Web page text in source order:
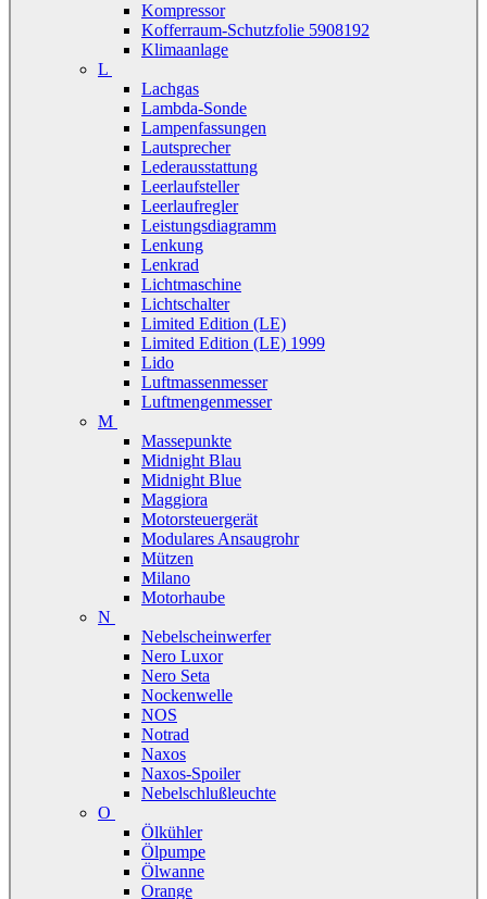
Kompressor
Kofferraum-Schutzfolie 5908192
Klimaanlage
L
Lachgas
Lambda-Sonde
Lampenfassungen
Lautsprecher
Lederausstattung
Leerlaufsteller
Leerlaufregler
Leistungsdiagramm
Lenkung
Lenkrad
Lichtmaschine
Lichtschalter
Limited Edition (LE)
Limited Edition (LE) 1999
Lido
Luftmassenmesser
Luftmengenmesser
M
Massepunkte
Midnight Blau
Midnight Blue
Maggiora
Motorsteuergerät
Modulares Ansaugrohr
Mützen
Milano
Motorhaube
N
Nebelscheinwerfer
Nero Luxor
Nero Seta
Nockenwelle
NOS
Notrad
Naxos
Naxos-Spoiler
Nebelschlußleuchte
O
Ölkühler
Ölpumpe
Ölwanne
Orange